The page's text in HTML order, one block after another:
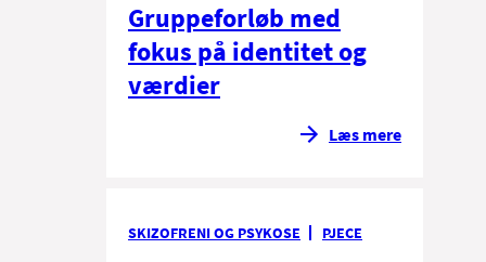
Gruppeforløb med
fokus på identitet og
værdier
Læs mere
SKIZOFRENI OG PSYKOSE PJECE